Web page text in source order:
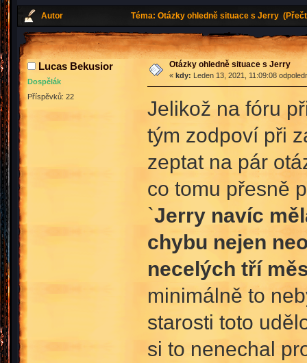
Autor Téma: Otázky ohledně situace s Jerry
Lucas Bekusior
Dospělák
Příspěvků: 22
Otázky ohledně situace s Jerry
« kdy: Leden 13, 2021, 11:09:08
Jelikož na fóru
tým zodpoví při
zeptat na pár
co tomu přesně
`Jerry navíc
chybu nejen
necelých tří
minimálně to
starosti toto
si to nenechal